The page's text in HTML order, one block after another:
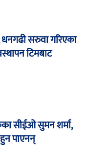
धनगढी सरुवा गरिएका
टिमबाट
सीईओ सुमन शर्मा,
पाएनन्